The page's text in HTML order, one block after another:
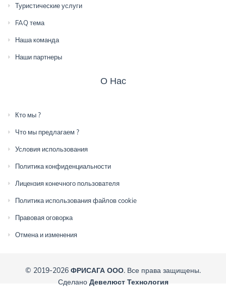
Туристические услуги
FAQ тема
Наша команда
Наши партнеры
О Нас
Кто мы ?
Что мы предлагаем ?
Условия использования
Политика конфиденциальности
Лицензия конечного пользователя
Политика использования файлов cookie
Правовая оговорка
Отмена и изменения
© 2019-2026 ФРИСАГА ООО. Все права защищены.
Сделано Девелюст Технология